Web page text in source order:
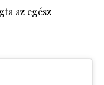
az egész